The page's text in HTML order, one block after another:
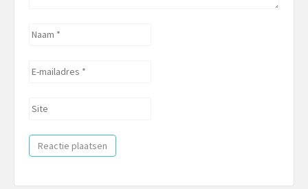
Naam
E-
Site